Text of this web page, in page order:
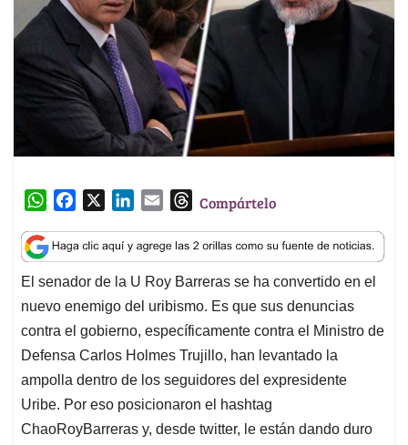
W
a
t
s
A
p
p
c
e
b
o
o
k
n
k
e
d
I
n
a
i
l
T
r
e
a
d
s
Compártelo
El senador de la U Roy Barreras se ha convertido en el
nuevo enemigo del uribismo. Es que sus denuncias
contra el gobierno, específicamente contra el Ministro de
Defensa Carlos Holmes Trujillo, han levantado la
ampolla dentro de los seguidores del expresidente
Uribe. Por eso posicionaron el hashtag
ChaoRoyBarreras y, desde twitter, le están dando duro